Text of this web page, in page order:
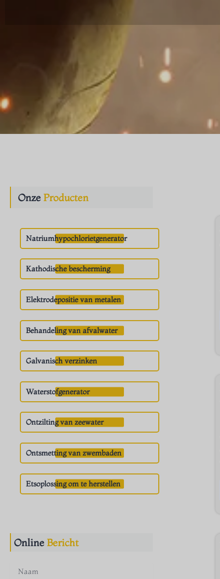
OnzeProducten
Natriumhypochlorietgenerator
Kathodische bescherming
Elektrodepositie van metalen
Behandeling van afvalwater
Galvanisch verzinken
Waterstofgenerator
Ontzilting van zeewater
Ontsmetting van zwembaden
Etsoplossing om te herstellen
Online Bericht